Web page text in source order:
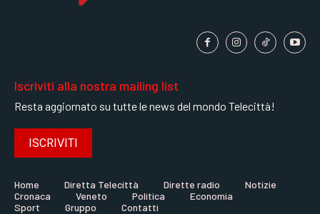
Iscriviti alla nostra mailing list
Resta aggiornato su tutte le news del mondo Telecittà!
ISCRIVITI
Home Diretta Telecittà Dirette radio
Notizie
Cronaca
Veneto Politica
Economia
Sport
Gruppo Contatti